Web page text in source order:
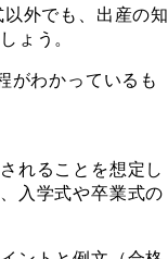
外でも、出産の知
ょう。
がわかっているも
れることを想定し
入学式や卒業式の